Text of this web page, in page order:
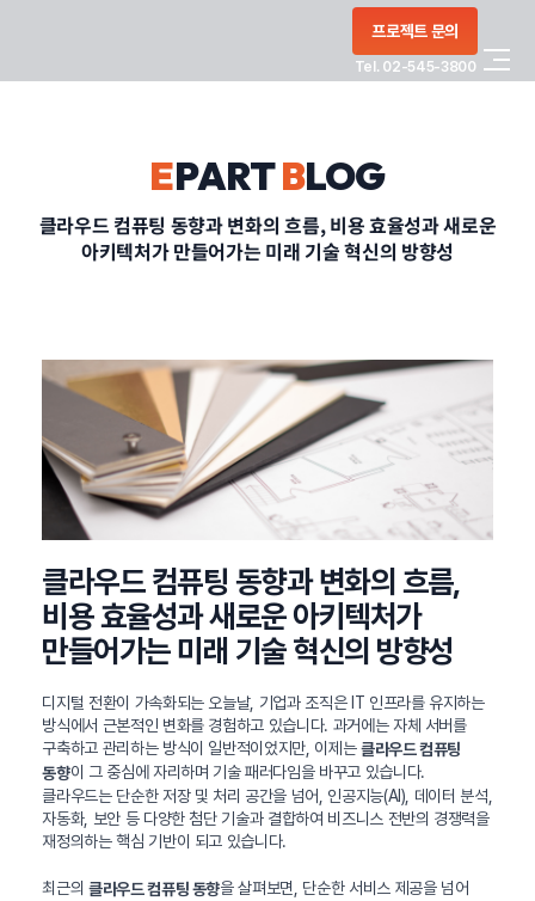
프로젝트 문의
Tel. 02-545-3800
PORTFOLIO
CONTACT
정부지원사업
EPARTBLOG
클라우드 컴퓨팅 동향과 변화의 흐름, 비용 효율성과 새로운
아키텍처가 만들어가는 미래 기술 혁신의 방향성
클라우드 컴퓨팅 동향과 변화의 흐름,
비용 효율성과 새로운 아키텍처가
만들어가는 미래 기술 혁신의 방향성
디지털 전환이 가속화되는 오늘날, 기업과 조직은 IT 인프라를 유지하는
방식에서 근본적인 변화를 경험하고 있습니다. 과거에는 자체 서버를
구축하고 관리하는 방식이 일반적이었지만, 이제는클라우드 컴퓨팅
동향이 그 중심에 자리하며 기술 패러다임을 바꾸고 있습니다.
클라우드는 단순한 저장 및 처리 공간을 넘어, 인공지능(AI), 데이터 분석,
자동화, 보안 등 다양한 첨단 기술과 결합하여 비즈니스 전반의 경쟁력을
재정의하는 핵심 기반이 되고 있습니다.
최근의 클라우드 컴퓨팅 동향을 살펴보면, 단순한 서비스 제공을 넘어